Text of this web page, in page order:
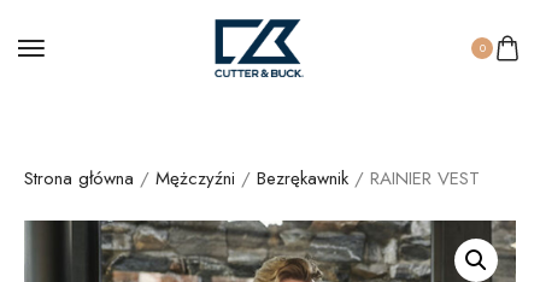
0
Strona główna / Mężczyźni / Bezrękawnik / RAINIER VEST